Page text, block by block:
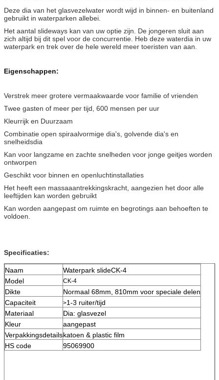
Deze dia van het glasvezelwater wordt wijd in binnen- en buitenland
gebruikt in waterparken allebei.
Het aantal slideways kan van uw optie zijn. De jongeren sluit aan
zich altijd bij dit spel voor de concurrentie. Heb deze waterdia in uw
waterpark en trek over de hele wereld meer toeristen van aan.
Eigenschappen:
Verstrek meer grotere vermaakwaarde voor familie of vrienden
Twee gasten of meer per tijd, 600 mensen per uur
Kleurrijk en Duurzaam
Combinatie open spiraalvormige dia's, golvende dia's en
snelheidsdia
Kan voor langzame en zachte snelheden voor jonge geitjes worden
ontworpen
Geschikt voor binnen en openluchtinstallaties
Het heeft een massaaantrekkingskracht, aangezien het door alle
leeftijden kan worden gebruikt
Kan worden aangepast om ruimte en begrotings aan behoeften te
voldoen.
Specificaties:
Naam
Waterpark slideCK-4
Model
CK-4
Dikte
Normaal 68mm, 810mm voor speciale delen
Capaciteit
>1-3 ruiter/tijd
Materiaal
Dia: glasvezel
Kleur
aangepast
Verpakkingsdetailskatoen & plastic film
HS code
95069900